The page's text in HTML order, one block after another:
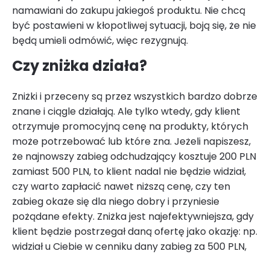
namawiani do zakupu jakiegoś produktu. Nie chcą
być postawieni w kłopotliwej sytuacji, boją się, że nie
będą umieli odmówić, więc rezygnują.
Czy zniżka działa?
Zniżki i przeceny są przez wszystkich bardzo dobrze
znane i ciągle działają. Ale tylko wtedy, gdy klient
otrzymuje promocyjną cenę na produkty, których
może potrzebować lub które zna. Jeżeli napiszesz,
że najnowszy zabieg odchudzający kosztuje 200 PLN
zamiast 500 PLN, to klient nadal nie będzie widział,
czy warto zapłacić nawet niższą cenę, czy ten
zabieg okaże się dla niego dobry i przyniesie
pożądane efekty. Zniżka jest najefektywniejsza, gdy
klient będzie postrzegał daną ofertę jako okazję: np.
widział u Ciebie w cenniku dany zabieg za 500 PLN,